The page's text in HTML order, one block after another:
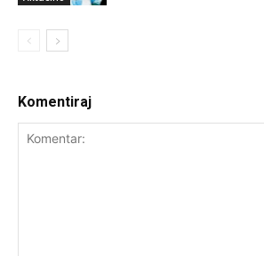
Komentiraj